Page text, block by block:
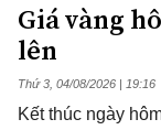
Giá vàng
lên
Thứ 3, 04/08/2026 | 19:16
Kết thúc ngày